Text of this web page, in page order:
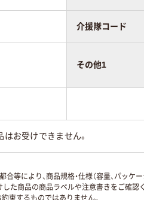
介援隊コード
その他1
はお受けできません。
により、商品規格・仕様（容量、パッケ
商品の商品ラベルや注意書きをご確認